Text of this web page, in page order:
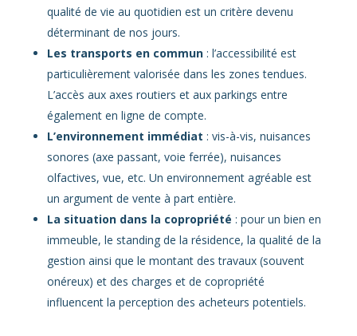
qualité de vie au quotidien est un critère devenu
déterminant de nos jours.
Les transports en commun: l’accessibilité est
particulièrement valorisée dans les zones tendues.
L’accès aux axes routiers et aux parkings entre
également en ligne de compte.
L’environnement immédiat : vis-à-vis, nuisances
sonores (axe passant, voie ferrée), nuisances
olfactives, vue, etc. Un environnement agréable est
un argument de vente à part entière.
La situation dans la copropriété : pour un bien en
immeuble, le standing de la résidence, la qualité de la
gestion ainsi que le montant des travaux (souvent
onéreux) et des charges et de copropriété
influencent la perception des acheteurs potentiels.